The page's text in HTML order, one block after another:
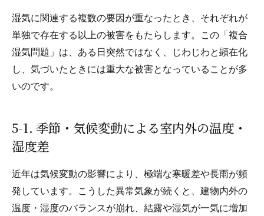
湿気に関連する複数の要因が重なったとき、それぞれが
単独で存在する以上の被害をもたらします。この「複合
湿気問題」は、ある日突然ではなく、じわじわと顕在化
し、気づいたときには重大な被害となっていることが多
いのです。
5-1. 季節・気候変動による室内外の温度・
湿度差
近年は気候変動の影響により、極端な寒暖差や長雨が頻
発しています。こうした異常気象が続くと、建物内外の
温度・湿度のバランスが崩れ、結露や湿気が一気に増加